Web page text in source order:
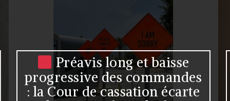
Blocage de TikTok en
Nouvelle-Calédonie : le
Conseil d’État juge illégale la